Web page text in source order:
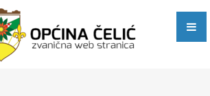
Javni pozivi i obavještenja
Poslovne zone